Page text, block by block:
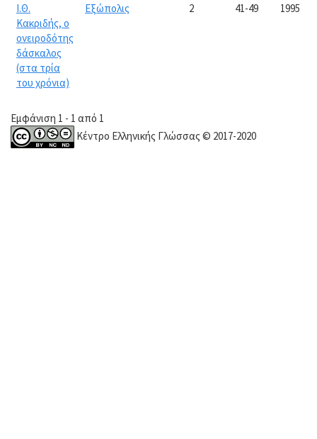
Ι.Θ.
Κακριδής, ο
ονειροδότης
δάσκαλος
(στα τρία
του χρόνια)
Εξώπολις 2 41-49 1995
Εμφάνιση 1 - 1 από 1
Κέντρο Ελληνικής Γλώσσας © 2017-2020